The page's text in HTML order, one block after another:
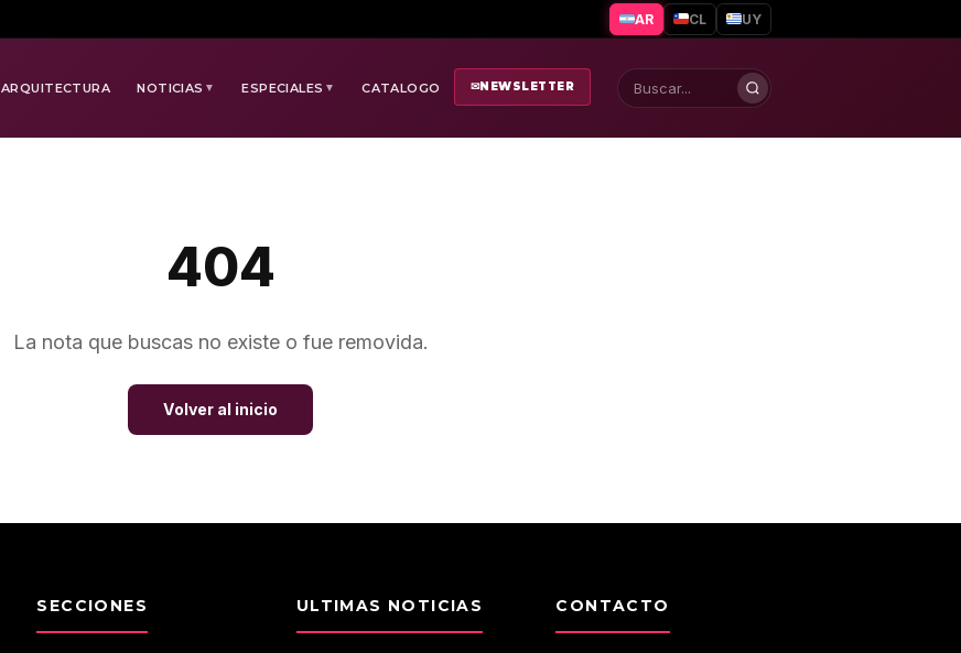
AR CL UY
ARQUITECTURA NOTICIAS ▼ ESPECIALES ▼ CATALOGO ✉NEWSLETTER
404
La nota que buscas no existe o fue removida.
Volver al inicio
SECCIONES ULTIMAS NOTICIAS CONTACTO